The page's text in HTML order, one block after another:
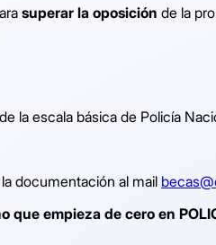
superar la oposición de la
la escala básica de Policía
documentación al mail
empieza de cero en